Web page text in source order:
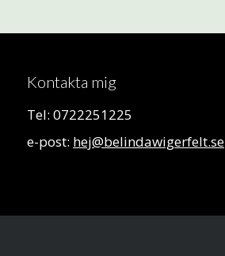
Kontakta mig
Tel: 0722251225
e-post: hej@belindawigerfelt.se